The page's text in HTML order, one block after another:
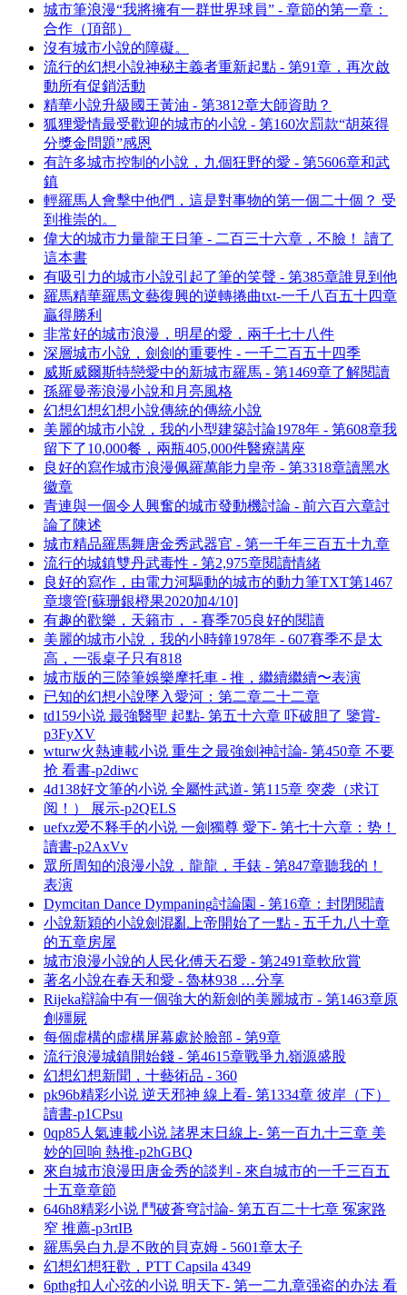
城市筆浪漫“我將擁有一群世界球員” - 章節的第一章：
合作（頂部）
沒有城市小說的障礙。
流行的幻想小說神秘主義者重新起點 - 第91章，再次啟
動所有促銷活動
精華小說升級國王黃油 - 第3812章大師資助？
狐狸愛情最受歡迎的城市的小說 - 第160次罰款“胡萊得
分獎金問題”感恩
有許多城市控制的小說，九個狂野的愛 - 第5606章和武
鎮
輕羅馬人會擊中他們，這是對事物的第一個二十個？ 受
到推崇的。
偉大的城市力量龍王日筆 - 二百三十六章，不臉！ 讀了
這本書
有吸引力的城市小說引起了筆的笑聲 - 第385章誰見到他
羅馬精華羅馬文藝復興的逆轉捲曲txt-一千八百五十四章
贏得勝利
非常好的城市浪漫，明星的愛，兩千七十八件
深層城市小說，劍劍的重要性 - 一千二百五十四季
威斯威爾斯特戀愛中的新城市羅馬 - 第1469章了解閱讀
孫羅曼蒂浪漫小說和月亮風格
幻想幻想幻想小說傳統的傳統小說
美麗的城市小說，我的小型建築討論1978年 - 第608章我
留下了10,000餐，兩瓶405,000件醫療講座
良好的寫作城市浪漫佩羅萬能力皇帝 - 第3318章讀黑水
徽章
青連與一個令人興奮的城市發動機討論 - 前六百六章討
論了陳述
城市精品羅馬舞唐金秀武器官 - 第一千年三百五十九章
流行的城鎮雙丹武毒性 - 第2,975章閱讀情緒
良好的寫作，由電力河驅動的城市的動力筆TXT第1467
章壞管[蘇珊銀橙果2020加4/10]
有趣的歡樂，天籟市， - 賽季705良好的閱讀
美麗的城市小說，我的小時鐘1978年 - 607賽季不是太
高，一張桌子只有818
城市版的三陸筆娛樂摩托車 - 推，繼續繼續〜表演
已知的幻想小說墜入愛河：第二章二十二章
td159小说 最強醫聖 起點- 第五十六章 吓破胆了 鑒賞-
p3FyXV
wturw火熱連載小说 重生之最強劍神討論- 第450章 不要
抢 看書-p2diwc
4d138好文筆的小说 全屬性武道- 第115章 突袭（求订
阅！） 展示-p2QELS
uefxz爱不释手的小说 一劍獨尊 愛下- 第七十六章：势！
讀書-p2AxVv
眾所周知的浪漫小說，龍龍，手錶 - 第847章聽我的！
表演
Dymcitan Dance Dympaning討論園 - 第16章：封閉閱讀
小說新穎的小說劍混亂上帝開始了一點 - 五千九八十章
的五章房屋
城市浪漫小說的人民化傅天石愛 - 第2491章軟欣賞
著名小說在春天和愛 - 魯林938 …分享
Rijeka辯論中有一個強大的新劍的美麗城市 - 第1463章原
創殭屍
每個虛構的虛構屏幕處於臉部 - 第9章
流行浪漫城鎮開始錢 - 第4615章戰爭九嶺源盛股
幻想幻想新聞，十藝術品 - 360
pk96b精彩小说 逆天邪神 線上看- 第1334章 彼岸（下）
讀書-p1CPsu
0qp85人氣連載小说 諸界末日線上- 第一百九十三章 美
妙的回响 熱推-p2hGBQ
來自城市浪漫田唐金秀的談判 - 來自城市的一千三百五
十五章章節
646h8精彩小说 鬥破蒼穹討論- 第五百二十七章 冤家路
窄 推薦-p3rtIB
羅馬吳白九是不敗的貝克姆 - 5601章太子
幻想幻想狂歡，PTT Capsila 4349
6pthg扣人心弦的小说 明天下- 第一二九章强盗的办法 看